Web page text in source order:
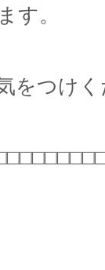
す。
をつけ